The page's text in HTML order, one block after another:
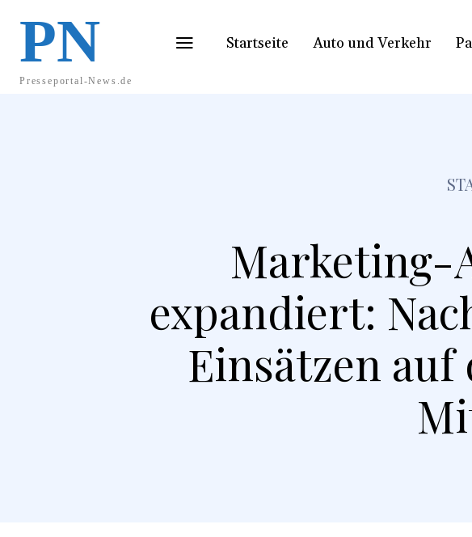
PN
Presseportal-News.de
Startseite Auto und Verkehr
Marketing-
expandiert:
Einsätzen auf